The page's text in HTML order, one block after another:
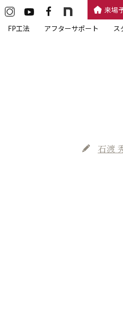
来場
FP工法 アフターサポート ス
近代ホーム公
石渡